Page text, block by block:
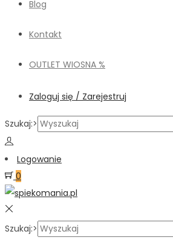
Blog
Kontakt
OUTLET WIOSNA %
Zaloguj się / Zarejestruj
Szukaj:>
Logowanie
0
Szukaj:>